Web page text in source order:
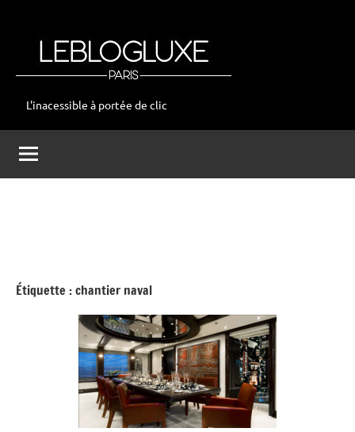
leblogluxe
L'inacessible à portée de clic
Étiquette :chantier naval